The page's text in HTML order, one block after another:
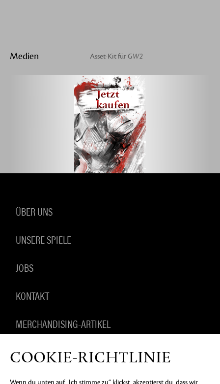
Medien Asset-Kit fürGW2
Jetzt
kaufen
ÜBER UNS
UNSERE SPIELE
JOBS
KONTAKT
MERCHANDISING-ARTIKEL
DATENSCHUTZERKLÄRUNG
RECHTLICHE
COOKIE-RICHTLINIE
Wenn du unten auf „Ich stimme zu“ klickst, akzeptierst du, dass wir